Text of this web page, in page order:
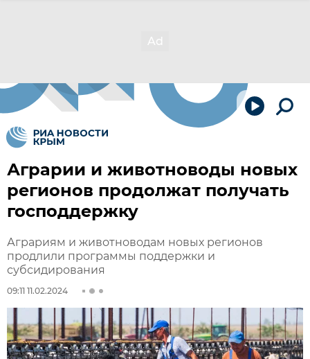
Аграрии и животноводы новых
регионов продолжат получать
господдержку
Аграриям и животноводам новых регионов
продлили программы поддержки и
субсидирования
09:11 11.02.2024